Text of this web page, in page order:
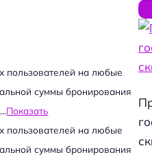
пользователей на любые
суммы бронирования
Показать
пользователей на любые
суммы бронирования